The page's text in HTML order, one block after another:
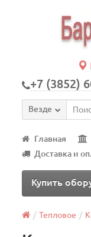
+7 (3852)
Везде
Главная
Доставка и
Купить
Тепловое